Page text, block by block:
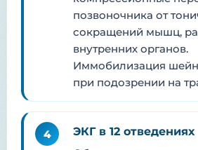
позвоночника от
сокращений мышц,
внутренних органов.
Иммобилизация
при подозрении на
4
ЭКГ в 12 отведениях